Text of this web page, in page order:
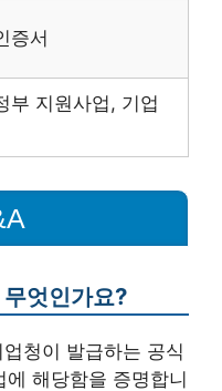
증서
부 지원사업, 기업
엇인가요?
청이 발급하는 공식
해당함을 증명합니